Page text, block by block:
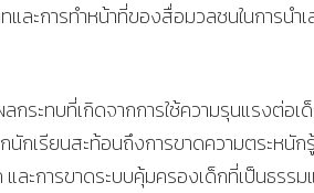
ละการทำหน้าที่ของสื่อมวลชนในการนำ
ระทบที่เกิดจากการใช้ความรุนแรงต่อเ
กเรียนสะท้อนถึงการขาดความตระหนัก
ละการขาดระบบคุ้มครองเด็กที่เป็นธรร